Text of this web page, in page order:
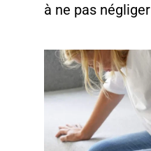
à ne pas négliger